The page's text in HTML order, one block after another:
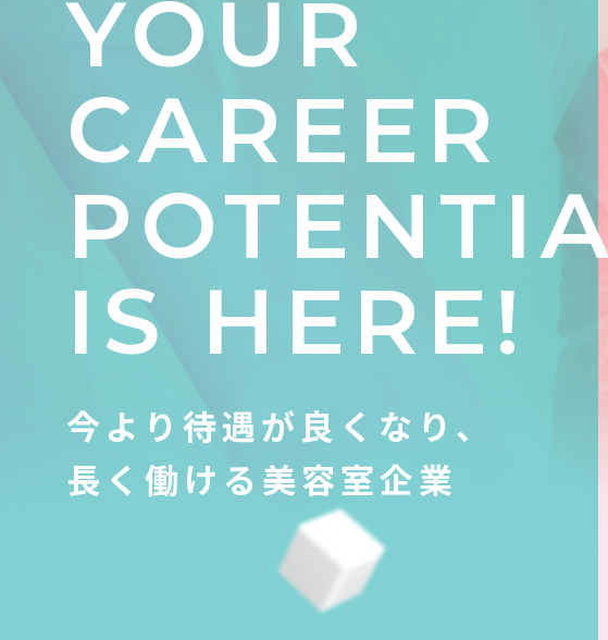
YOUR
CAREER
IS HERE!
今より待遇が良くなり、
長く働ける美容室企業